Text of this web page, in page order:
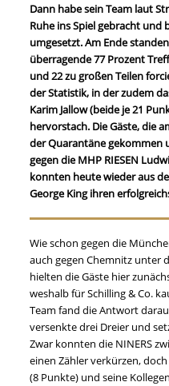
Dann habe sein Team laut
Ruhe ins Spiel gebracht und
umgesetzt. Am Ende
überragende 77 Prozent
und 22 zu großen Teilen
der Statistik, in der zudem
Karim Jallow (beide je 21
hervorstach. Die Gäste, die
der Quarantäne gekommen
gegen die MHP RIESEN
konnten heute wieder aus
George King ihren
Wie schon gegen die
auch gegen Chemnitz unter
hielten die Gäste hier
weshalb für Schilling & Co.
Team fand die Antwort
versenkte drei Dreier und
Zwar konnten die NINERS
einen Zähler verkürzen,
(8 Punkte) und seine